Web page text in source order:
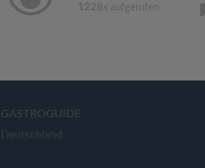
1228x aufgerufen
GASTROGUIDE
Deutschland